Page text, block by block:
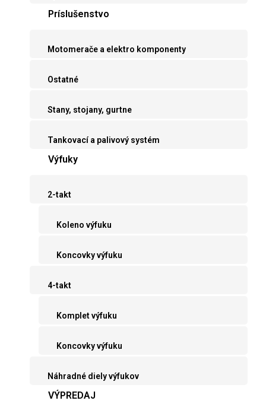
Príslušenstvo
Motomerače a elektro komponenty
Ostatné
Stany, stojany, gurtne
Tankovací a palivový systém
Výfuky
2-takt
Koleno výfuku
Koncovky výfuku
4-takt
Komplet výfuku
Koncovky výfuku
Náhradné diely výfukov
VÝPREDAJ